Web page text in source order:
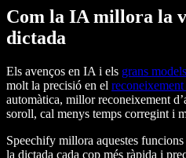
Com la IA millora la
dictada
Els avenços en IA i els grans
molt la precisió en el reconeixement
automàtica, millor reconeixement
soroll, cal menys temps corregint i
Speechify millora aquestes
la dictada cada cop més ràpida i